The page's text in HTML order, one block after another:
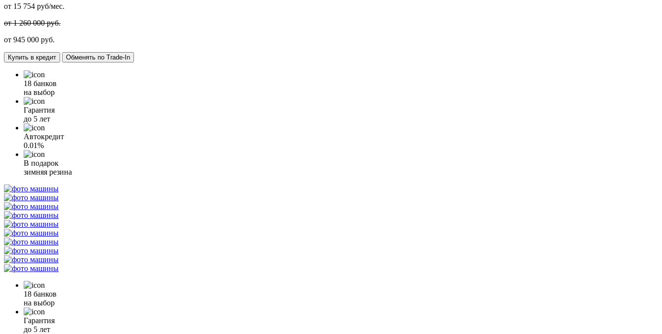
от 15 754 руб/мес.
от 1 260 000 руб.
от 945 000 руб.
Купить в кредит Обменять по Trade-In
18 банков
на выбор
Гарантия
до 5 лет
Автокредит
0.01%
В подарок
зимняя резина
18 банков
на выбор
Гарантия
до 5 лет